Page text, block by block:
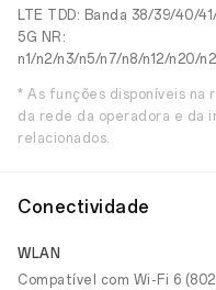
LTE TDD: Banda 38/39/40/
5G NR:
n1/n2/n3/n5/n7/n8/n12/n20/
* As funções disponíveis na
da rede da operadora e da
relacionados.
Conectividade
WLAN
Compatível com Wi-Fi 6